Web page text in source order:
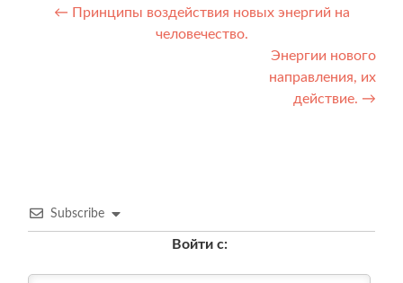
Навигация
← Принципы воздействия новых энергий на
человечество.
Энергии нового
направления, их
действие. →
Subscribe
Войти с: